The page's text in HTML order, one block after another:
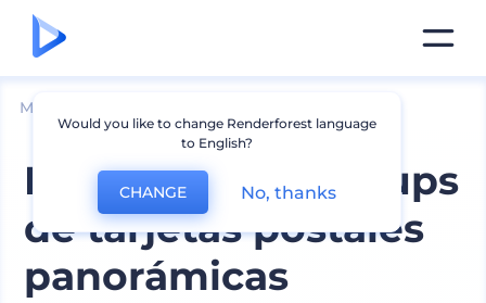
Mockups
Paquete de mockups
de tarjetas postales
panorámicas
Would you like to change Renderforest language
to English?
CHANGE No, thanks